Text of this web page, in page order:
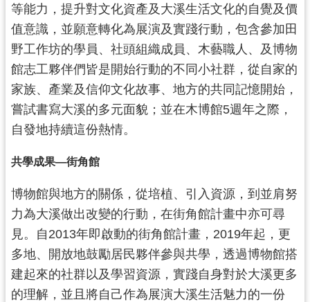
隱
私
權
政
策
網
站
安
政
政
府
網
站
料
開
等能力，提升對文化資產及大溪生活文化的自覺及價
值意識，並願意轉化為展演及實踐行動，包含參加田
野工作坊的學員、社頭組織成員、木藝職人、及博物
館志工夥伴們皆是開始行動的不同小社群，從自家的
家族、產業及信仰文化故事、地方的共同記憶開始，
嘗試書寫大溪的多元面貌；並在木博館5週年之際，
自發地持續這份熱情。
共學成果—街角館
博物館與地方的關係，從培植、引入資源，到並肩努
力為大溪做出改變的行動，在街角館計畫中亦可尋
見。自2013年即啟動的街角館計畫，2019年起，更
多地、開放地鼓勵居民夥伴參與共學，透過博物館搭
建起來的社群以及學習資源，實踐自身對於大溪更多
的理解，並且將自己作為展演大溪生活魅力的一份